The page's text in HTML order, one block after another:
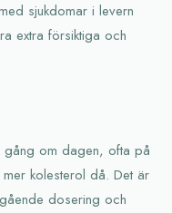
sjukdomar i levern
extra försiktiga och
gång om dagen, ofta på
kolesterol då. Det är
dosering och